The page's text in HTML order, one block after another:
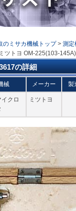
のミサカ機械トップ > 測定
ツトヨ OM-225(103-145A)
の詳細
械 メーカー 製
クロ
ミツトヨ